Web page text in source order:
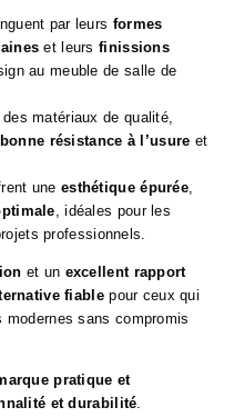
par leurs formes
et leursfinissions
au meuble de salle de
matériaux de qualité,
bonne résistance à l’usure et
uneesthétique épurée,
, idéales pour les
professionnels.
et un excellent rapport
fiablepour ceux qui
sans compromis
pratique et
et durabilité.